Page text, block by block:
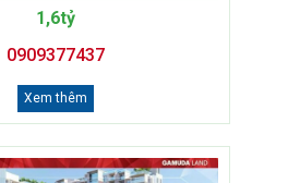
1,6tỷ
0909377437
Xem thêm